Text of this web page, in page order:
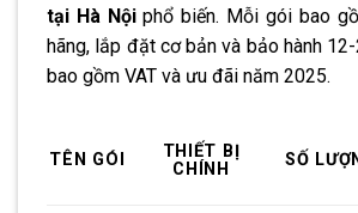
tại Hà Nộiphổ biến. Mỗi gói bao
hãng, lắp đặt cơ bản và bảo hành
bao gồm VAT và ưu đãi năm 2025.
TÊN GÓI
THIẾT BỊ
CHÍNH
SỐ